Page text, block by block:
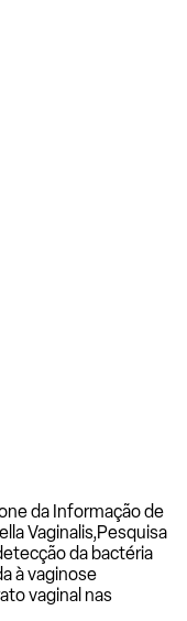
da Informação de
Vaginalis,Pesquisa
da bactéria
à vaginose
vaginal nas